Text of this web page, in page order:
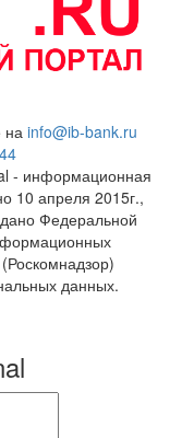
на info@ib-bank.ru
- информационная
10 апреля 2015г.,
Федеральной
данных.